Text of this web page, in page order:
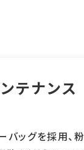
テナンス
バッグを採用、